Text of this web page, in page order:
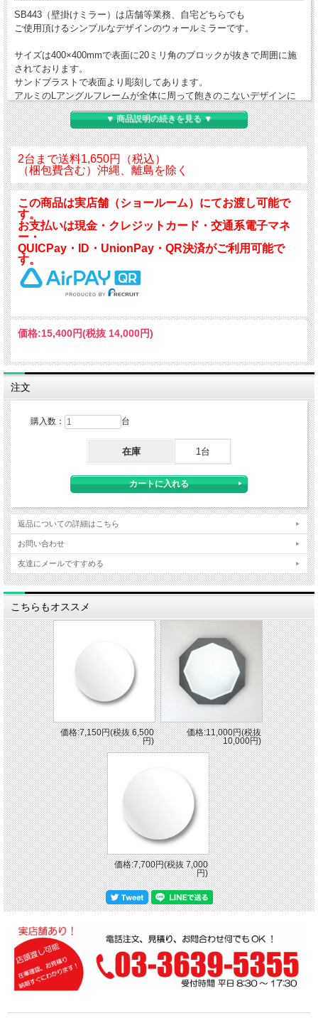
SB443（壁掛けミラー）は店舗等業務、自宅どちらでも
ご使用頂けるシンプルなデザインのウォールミラーです。
サイズは400×400mmで表面に20ミリ角のブロックが抜きで周囲に施
されております。
サンドブラストで表面より彫刻してあります。
アルミのLアングルフレームが全体に周って飽きのこないデザインに
なります。
裏面には9mmのべニアをベースに釣り金具が付いております。
付属のフックで簡単に壁に取り付けることが出来ます。
屋内のどんな場所にも合うシンプルなデザインです。
トイレの洗面台の上部、ドレッサー、玄関などには丁度良い大きさで
す。
裏面には9mmのべニアをベースに吊り金具が付いております。
付属のフックで簡単に壁に取り付けることが出来ます。
セントラル硝子製ミエミラーの5mm厚ミラー(を使用しており、
クリアーで深みのある映像を映し出します。
本体サイズ：H400×W400×D15
フレーム：アルミLアングル15×15
重さ 約2590g
サイズオーダー出来ます。お問い合わせください。
▼ 商品説明の続きを見る ▼
2台まで送料1,650円（税込）
（梱包費含む）沖縄、離島を除く
この商品は実店舗（ショールーム）にてお渡し可能で
す。
お支払いは現金・クレジットカード・交通系電子マネ
ー・
QUICPay・ID・UnionPay・QR決済がご利用可能で
す。
価格:15,400円(税抜 14,000円)
注文
購入数： 台
在庫 1台
返品についての詳細はこちら
お問い合わせ
友達にメールですすめる
こちらもオススメ
価格:7,150円(税抜 6,500
円)
価格:11,000円(税抜
10,000円)
価格:7,700円(税抜 7,000
円)